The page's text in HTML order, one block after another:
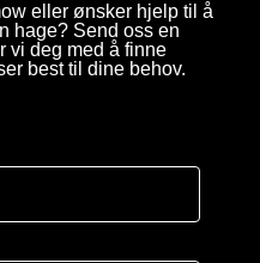
eller ønsker hjelp til å
hage? Send oss en
vi deg med å finne
best til dine behov.